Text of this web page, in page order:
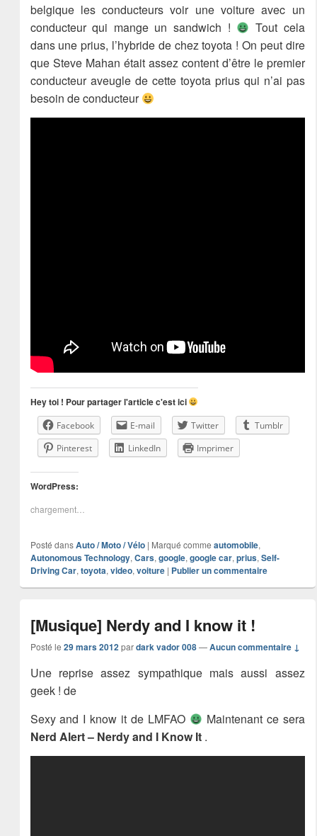
belgique les conducteurs voir une voiture avec un
conducteur qui mange un sandwich !
Tout cela
dans une prius, l’hybride de chez toyota ! On peut dire
que Steve Mahan était assez content d’être le premier
conducteur aveugle de cette toyota prius qui n’ai pas
besoin de conducteur
Hey toi ! Pour partager l'article c'est ici
Facebook E-mail Twitter
Tumblr
Pinterest
LinkedIn Imprimer
WordPress:
chargement…
Posté dans Auto / Moto / Vélo | Marqué comme automobile,
Autonomous Technology, Cars, google, google car, prius, Self-
Driving Car, toyota, video, voiture | Publier un commentaire
[Musique] Nerdy and I know it !
Posté le 29 mars 2012 pardark vador 008 —Aucun commentaire ↓
Une reprise assez sympathique mais aussi assez
geek ! de
Sexy and I know it de LMFAO
Maintenant ce sera
Nerd Alert – Nerdy and I Know It .